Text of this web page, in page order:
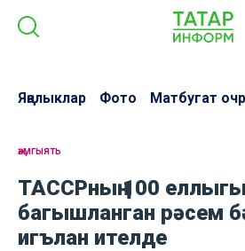
Яңалыклар Фото Матбугат
җәмгыять
ТАССРның 100
багышланган рәсем
игълан ителде